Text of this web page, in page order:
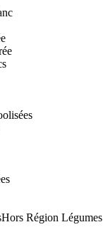
Hors Région Légumes